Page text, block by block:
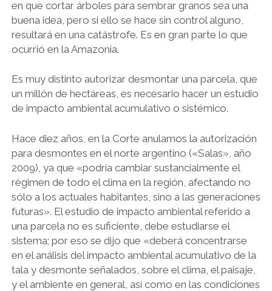
en que cortar árboles para sembrar granos sea una
buena idea, pero si ello se hace sin control alguno,
resultará en una catástrofe. Es en gran parte lo que
ocurrió en la Amazonia.
Es muy distinto autorizar desmontar una parcela, que
un millón de hectáreas, es necesario hacer un estudio
de impacto ambiental acumulativo o sistémico.
Hace diez años, en la Corte anulamos la autorización
para desmontes en el norte argentino («Salas», año
2009), ya que «podría cambiar sustancialmente el
régimen de todo el clima en la región, afectando no
sólo a los actuales habitantes, sino a las generaciones
futuras». El estudio de impacto ambiental referido a
una parcela no es suficiente, debe estudiarse el
sistema; por eso se dijo que «deberá concentrarse
en el análisis del impacto ambiental acumulativo de la
tala y desmonte señalados, sobre el clima, el paisaje,
y el ambiente en general, así como en las condiciones